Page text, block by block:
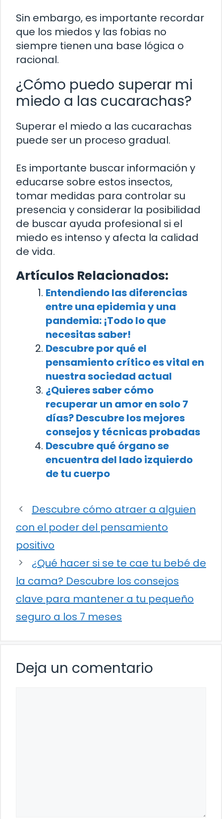
Sin embargo, es importante recordar
que los miedos y las fobias no
siempre tienen una base lógica o
racional.
¿Cómo puedo superar mi
miedo a las cucarachas?
Superar el miedo a las cucarachas
puede ser un proceso gradual.
Es importante buscar información y
educarse sobre estos insectos,
tomar medidas para controlar su
presencia y considerar la posibilidad
de buscar ayuda profesional si el
miedo es intenso y afecta la calidad
de vida.
Artículos Relacionados:
Entendiendo las diferencias
entre una epidemia y una
pandemia: ¡Todo lo que
necesitas saber!
Descubre por qué el
pensamiento crítico es vital en
nuestra sociedad actual
¿Quieres saber cómo
recuperar un amor en solo 7
días? Descubre los mejores
consejos y técnicas probadas
Descubre qué órgano se
encuentra del lado izquierdo
de tu cuerpo
Descubre cómo atraer a alguien
con el poder del pensamiento
positivo
¿Qué hacer si se te cae tu bebé de
la cama? Descubre los consejos
clave para mantener a tu pequeño
seguro a los 7 meses
Deja un comentario